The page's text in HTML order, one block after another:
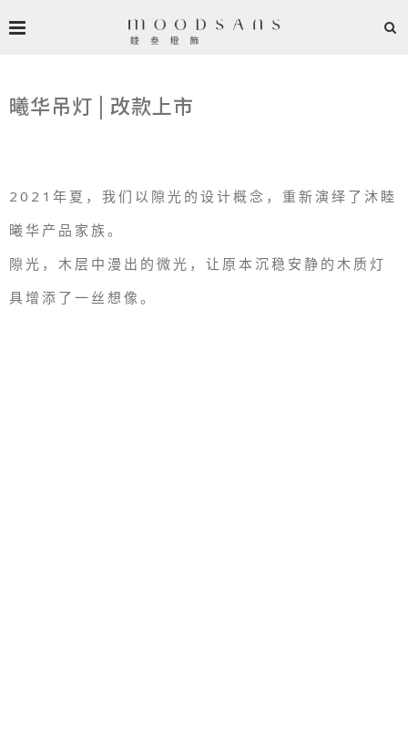
曦华吊灯 | 改款上市
2021年夏，我们以隙光的设计概念，重新演绎了沐睦
曦华产品家族。
隙光，木层中漫出的微光，让原本沉稳安静的木质灯
具增添了一丝想像。